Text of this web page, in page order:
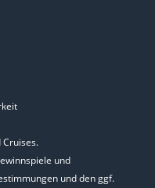
Cruises.
und
und den ggf.